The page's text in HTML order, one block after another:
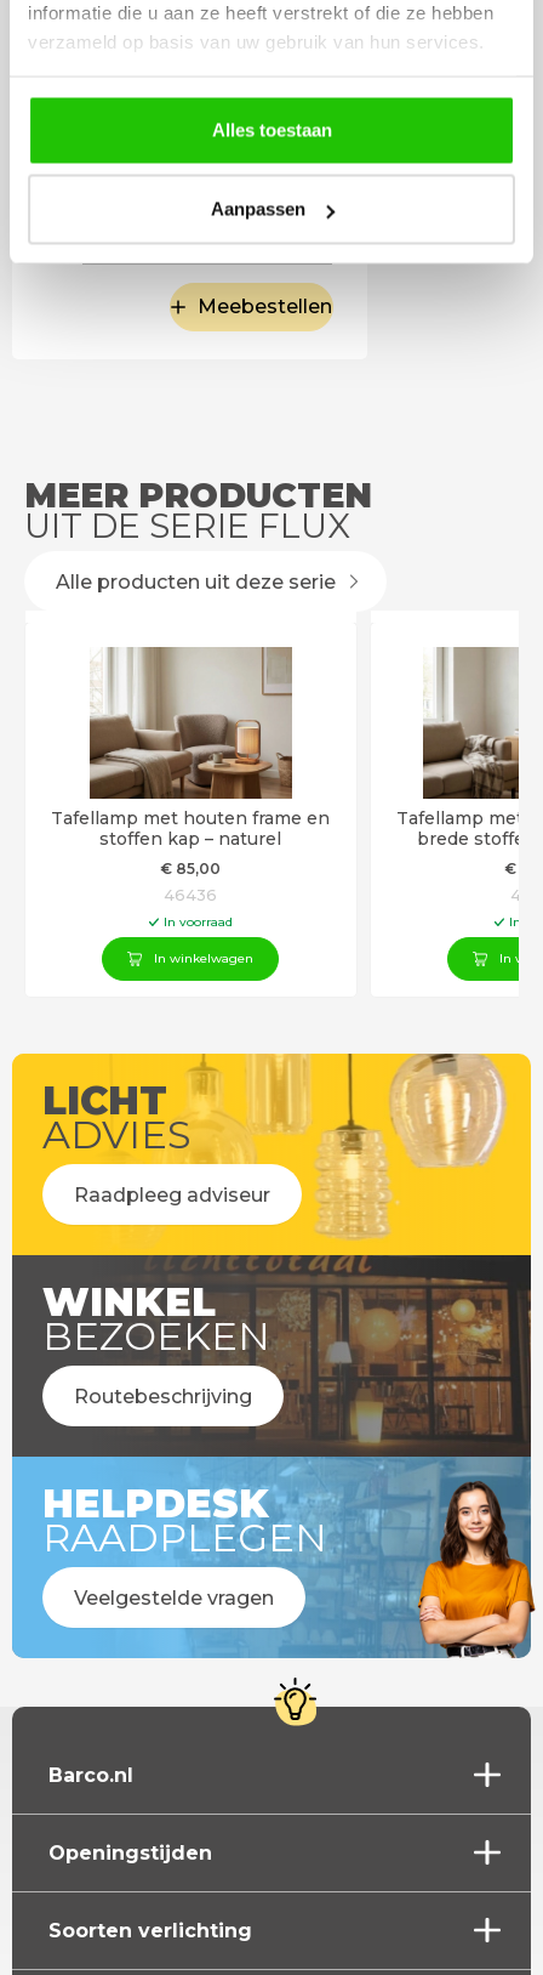
informatie die u aan ze heeft verstrekt of die ze hebben
verzameld op basis van uw gebruik van hun services.
Alles toestaan
Aanpassen
14
Incl. BTW
Meebestellen
MEER PRODUCTEN
UIT DE SERIE FLUX
Alle producten uit deze serie
Tafellamp met houten frame en
stoffen kap – naturel
€ 85,00
46436
In voorraad
In winkelwagen
Tafellamp met
brede stoffen
€
In
In
LICHT
ADVIES
Raadpleeg adviseur
WINKEL
BEZOEKEN
Routebeschrijving
HELPDESK
RAADPLEGEN
Veelgestelde vragen
Barco.nl
Openingstijden
Soorten verlichting